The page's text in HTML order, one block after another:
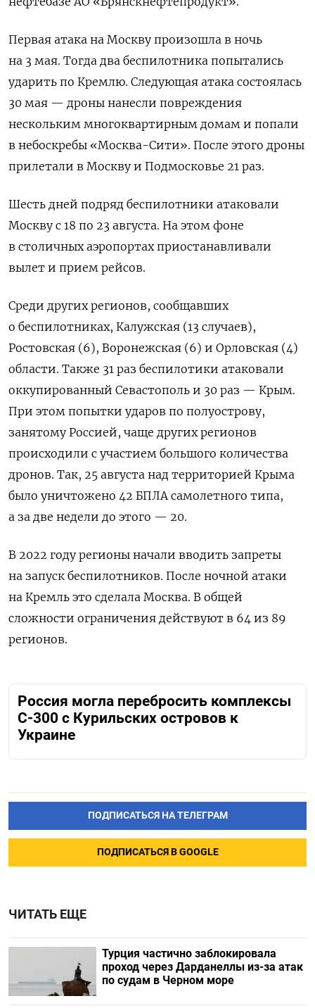
Первая атака на Москву произошла в ночь
на 3 мая. Тогда два беспилотника попытались
ударить по Кремлю. Следующая атака состоялась
30 мая — дроны нанесли повреждения
нескольким многоквартирным домам и попали
в небоскребы «Москва-Сити». После этого дроны
прилетали в Москву и Подмосковье 21 раз.
Шесть дней подряд беспилотники атаковали
Москву с 18 по 23 августа. На этом фоне
в столичных аэропортах приостанавливали
вылет и прием рейсов.
Среди других регионов, сообщавших
о беспилотниках, Калужская (13 случаев),
Ростовская (6), Воронежская (6) и Орловская (4)
области. Также 31 раз беспилотики атаковали
оккупированный Севастополь и 30 раз — Крым.
При этом попытки ударов по полуострову,
занятому Россией, чаще других регионов
происходили с участием большого количества
дронов. Так, 25 августа над территорией Крыма
было уничтожено 42 БПЛА самолетного типа,
а за две недели до этого — 20.
В 2022 году регионы начали вводить запреты
на запуск беспилотников. После ночной атаки
на Кремль это сделала Москва. В общей
сложности ограничения действуют в 64 из 89
регионов.
Россия могла перебросить комплексы
С-300 с Курильских островов к
Украине
ПОДПИСАТЬСЯ НА ТЕЛЕГРАМ
ПОДПИСАТЬСЯ В GOOGLE
ЧИТАТЬ ЕЩЕ
Турция частично заблокировала
проход через Дарданеллы из-за атак
по судам в Черном море